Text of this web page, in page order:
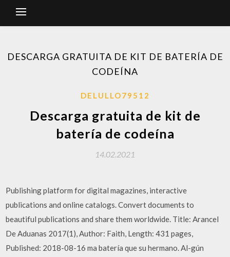
DESCARGA GRATUITA DE KIT DE BATERÍA DE
CODEÍNA
DELULLO79512
Descarga gratuita de kit de
batería de codeína
14.02.2021
Publishing platform for digital magazines, interactive
publications and online catalogs. Convert documents to
beautiful publications and share them worldwide. Title: Arancel
De Aduanas 2017(1), Author: Faith, Length: 431 pages,
Published: 2018-08-16 ma batería que su hermano. Al-gún